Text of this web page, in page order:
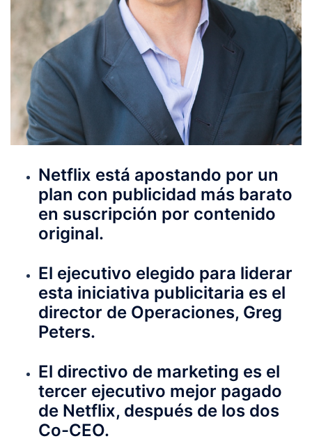
Netflix está apostando por un
plan con publicidad más barato
en suscripción por contenido
original.
El ejecutivo elegido para liderar
esta iniciativa publicitaria es el
director de Operaciones, Greg
Peters.
El directivo de marketing es el
tercer ejecutivo mejor pagado
de Netflix, después de los dos
Co-CEO.